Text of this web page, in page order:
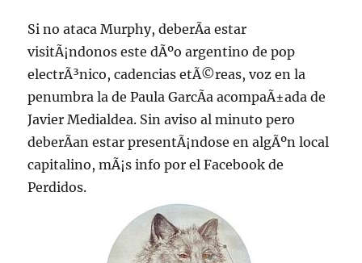
Si no ataca Murphy, deberÃ­a estar
visitÃ¡ndonos este dÃºo argentino de pop
electrÃ³nico, cadencias etÃ©reas, voz en la
penumbra la de Paula GarcÃ­a acompaÃ±ada de
Javier Medialdea. Sin aviso al minuto pero
deberÃ­an estar presentÃ¡ndose en algÃºn local
capitalino, mÃ¡s info por el Facebook de
Perdidos.